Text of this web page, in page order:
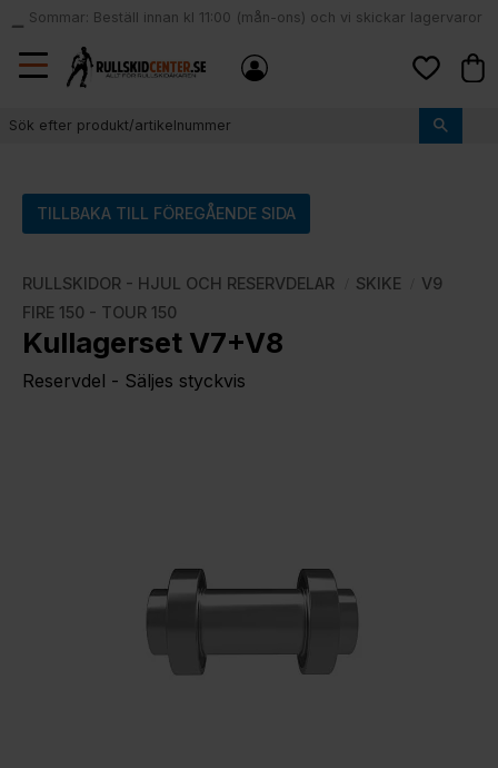
Meny
local_shipping
Sommar: Beställ innan kl 11:00 (mån-ons) och vi skickar lagervaror
samma dag
TILLBAKA TILL FÖREGÅENDE SIDA
RULLSKIDOR - HJUL OCH RESERVDELAR SKIKE
V9
FIRE 150 - TOUR 150
Kullagerset V7+V8
Reservdel - Säljes styckvis